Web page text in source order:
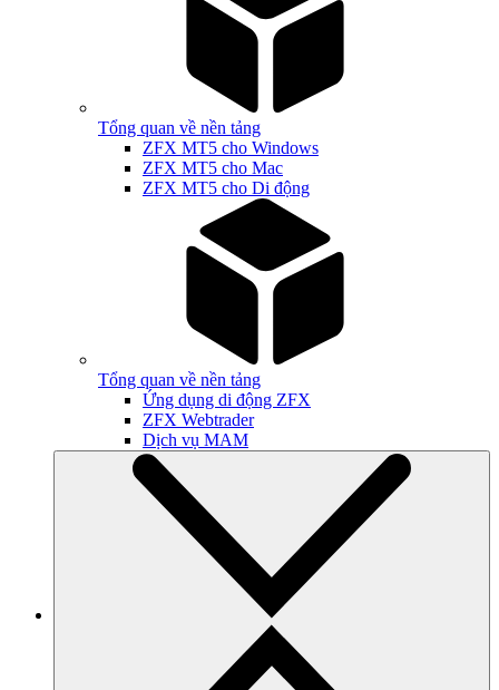
Tổng quan về nền tảng
ZFX MT5 cho Windows
ZFX MT5 cho Mac
ZFX MT5 cho Di động
Tổng quan về nền tảng
Ứng dụng di động ZFX
ZFX Webtrader
Dịch vụ MAM